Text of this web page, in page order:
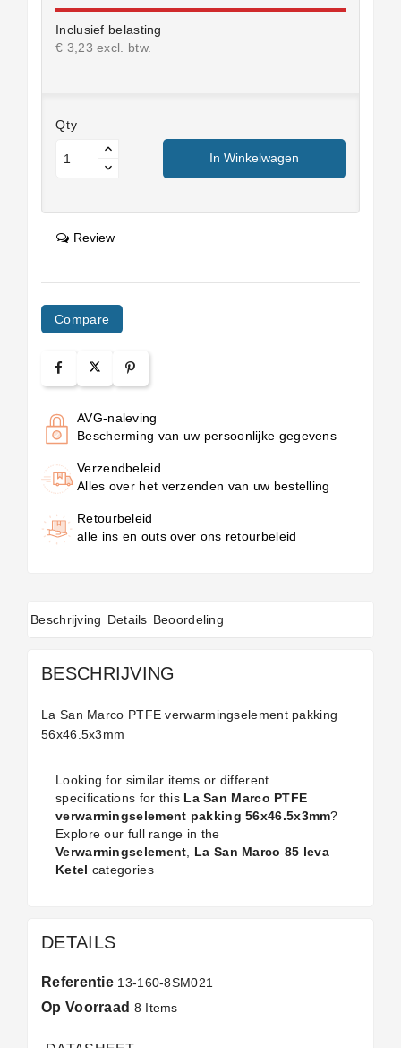
Inclusief belasting
€ 3,23 excl. btw.
Qty
In Winkelwagen
Review
Compare
AVG-naleving
Bescherming van uw persoonlijke gegevens
Verzendbeleid
Alles over het verzenden van uw bestelling
Retourbeleid
alle ins en outs over ons retourbeleid
Beschrijving Details Beoordeling
BESCHRIJVING
La San Marco PTFE verwarmingselement pakking
56x46.5x3mm
Looking for similar items or different
specifications for this La San Marco PTFE
verwarmingselement pakking 56x46.5x3mm?
Explore our full range in the
Verwarmingselement
La San Marco 85 leva
Ketel categories
DETAILS
Referentie 13-160-8SM021
Op Voorraad 8 Items